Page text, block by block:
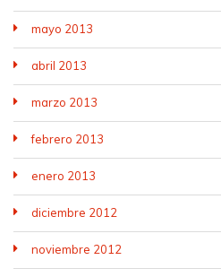
mayo 2013
abril 2013
marzo 2013
febrero 2013
enero 2013
diciembre 2012
noviembre 2012